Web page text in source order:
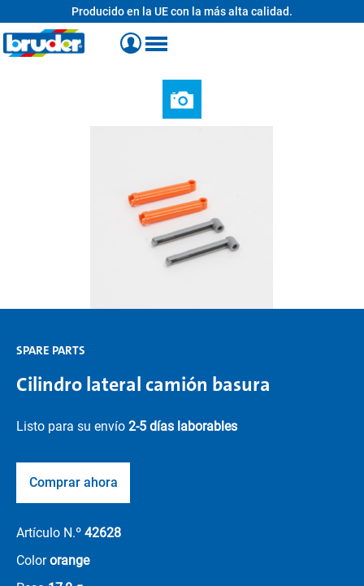
Producido en la UE con la más alta calidad.
SPARE PARTS
Cilindro lateral camión basura
Listo para su envío 2-5 días laborables
Comprar ahora
Artículo N.º 42628
Colororange